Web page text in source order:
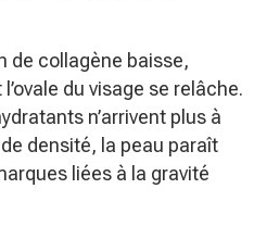
de collagène baisse,
l’ovale du visage se relâche.
n’arrivent plus à
densité, la peau paraît
liées à la gravité